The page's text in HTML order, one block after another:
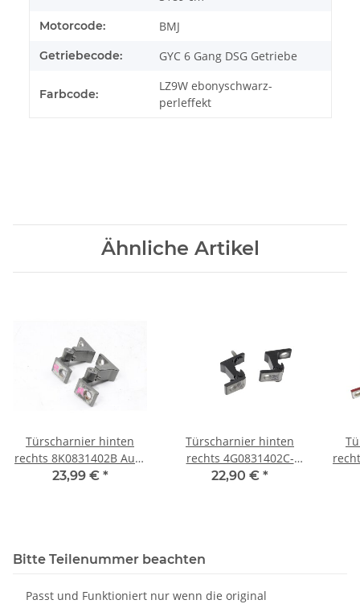
Motorcode: BMJ
Getriebecode: GYC 6 Gang DSG Getriebe
Farbcode:
LZ9W ebonyschwarz-
perleffekt
Ähnliche Artikel
Türscharnier hinten
rechts 8K0831402B Audi
Q5 8R unten+oben LY7G
23,99 € *
Türscharnier hinten
rechts 4G0831402C-
4G0831402A Audi A6 4G
22,90 € *
Bitte Teilenummer beachten
Passt und Funktioniert nur wenn die original